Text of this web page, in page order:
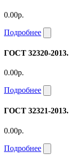
0.00р.
Подробнее
ГОСТ 32320-2013.
0.00р.
Подробнее
ГОСТ 32321-
0.00р.
Подробнее